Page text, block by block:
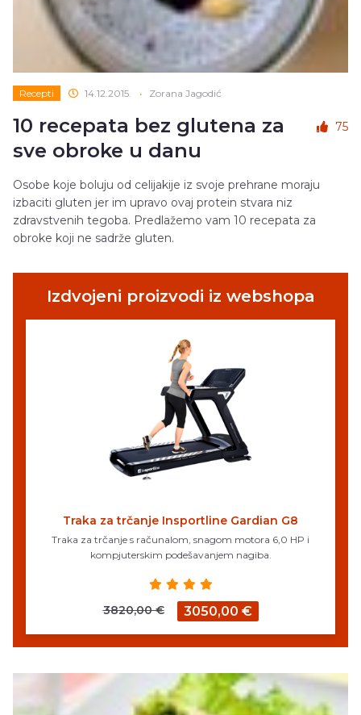
Recepti 14.12.2015. • Zorana Jagodić
10 recepata bez glutena za
sve obroke u danu
75
Osobe koje boluju od celijakije iz svoje prehrane moraju
izbaciti gluten jer im upravo ovaj protein stvara niz
zdravstvenih tegoba. Predlažemo vam 10 recepata za
obroke koji ne sadrže gluten.
Izdvojeni proizvodi iz webshopa
Traka za trčanje Insportline Gardian G8
Traka za trčanje s računalom, snagom motora 6,0 HP i
kompjuterskim podešavanjem nagiba.
3820,00 € 3050,00 €